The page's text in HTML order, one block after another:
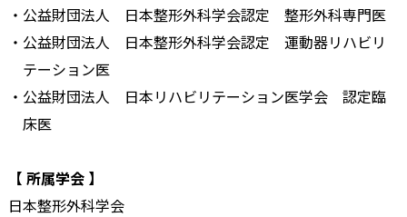
・公益財団法人 日本整形外科学会認定 整形外科専門医
・公益財団法人 日本整形外科学会認定 運動器リハビリ
テーション医
・公益財団法人 日本リハビリテーション医学会 認定臨
床医
【 所属学会 】
日本整形外科学会